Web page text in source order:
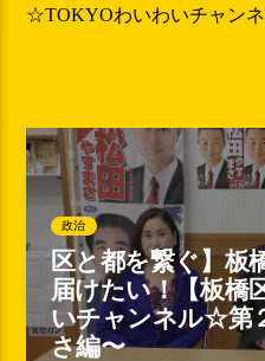
☆TOKYOわいわいチャン
政治
区と都を繋ぐ】板
届けたい！【板橋
いチャンネル☆第
さ編〜